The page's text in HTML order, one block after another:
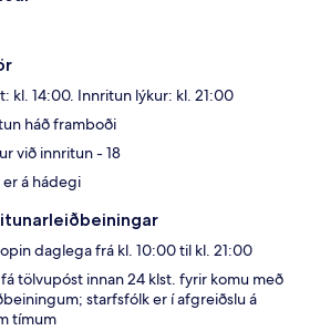
kl. 14:00. Innritun lýkur: kl. 21:00
háð framboði
við innritun - 18
á hádegi
daglega frá kl. 10:00 til kl. 21:00
tölvupóst innan 24 klst. fyrir komu með
starfsfólk er í afgreiðslu á
tímum